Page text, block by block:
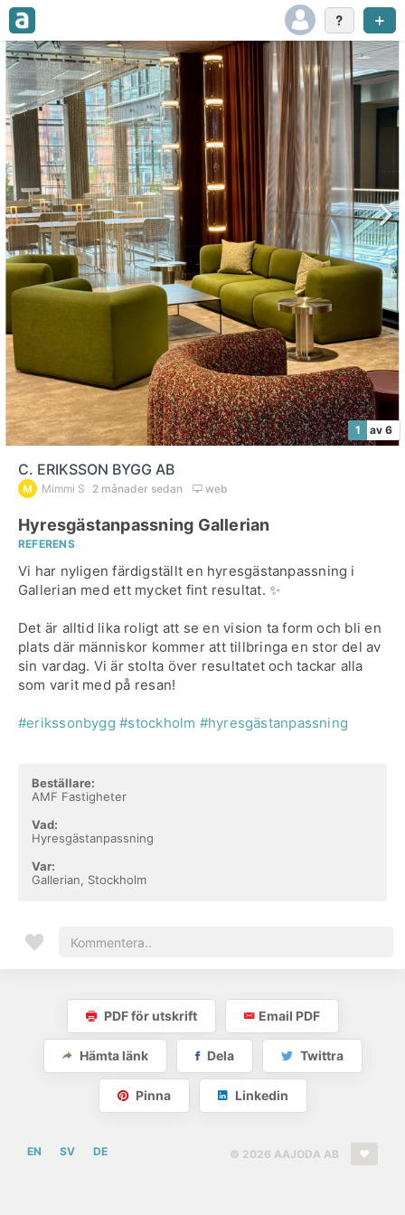
1 av 6
C. ERIKSSON BYGG AB
Mimmi S 2 månader sedan web
Hyresgästanpassning Gallerian
REFERENS
Vi har nyligen färdigställt en hyresgästanpassning i
Gallerian med ett mycket fint resultat. ✨
Det är alltid lika roligt att se en vision ta form och bli en
plats där människor kommer att tillbringa en stor del av
sin vardag. Vi är stolta över resultatet och tackar alla
som varit med på resan!
#erikssonbygg #stockholm #hyresgästanpassning
Beställare:
AMF Fastigheter
Vad:
Hyresgästanpassning
Var:
Gallerian, Stockholm
PDF för utskrift Email PDF
Hämta länk Dela Twittra
Pinna Linkedin
© 2026 AAJODA AB
EN SV DE